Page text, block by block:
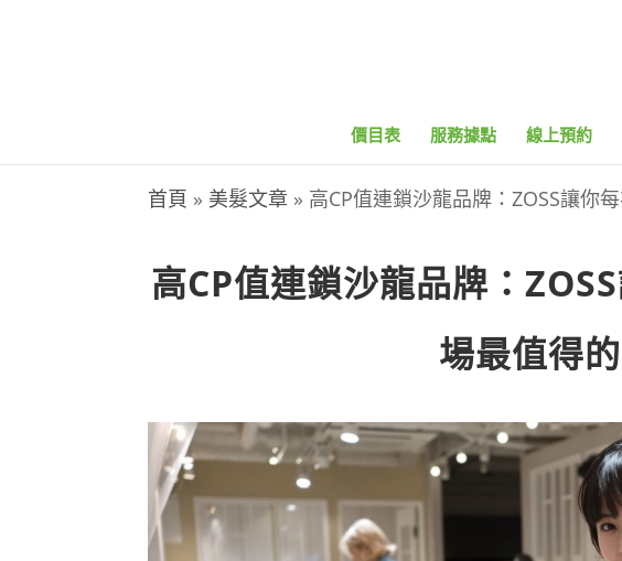
價目表 服務據點 線上預約
首頁 » 美髮文章 » 高CP值連鎖沙龍品牌：ZOSS讓你
高CP值連鎖沙龍品牌：
場最值得